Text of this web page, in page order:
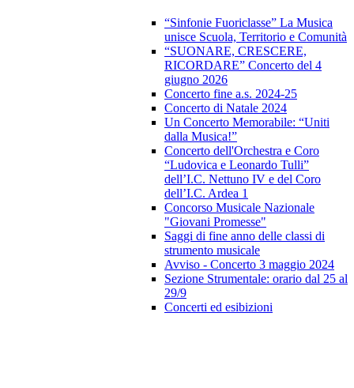
“Sinfonie Fuoriclasse” La Musica
unisce Scuola, Territorio e Comunità
“SUONARE, CRESCERE,
RICORDARE” Concerto del 4
giugno 2026
Concerto fine a.s. 2024-25
Concerto di Natale 2024
Un Concerto Memorabile: “Uniti
dalla Musica!”
Concerto dell'Orchestra e Coro
“Ludovica e Leonardo Tulli”
dell’I.C. Nettuno IV e del Coro
dell’I.C. Ardea 1
Concorso Musicale Nazionale
"Giovani Promesse"
Saggi di fine anno delle classi di
strumento musicale
Avviso - Concerto 3 maggio 2024
Sezione Strumentale: orario dal 25 al
29/9
Concerti ed esibizioni